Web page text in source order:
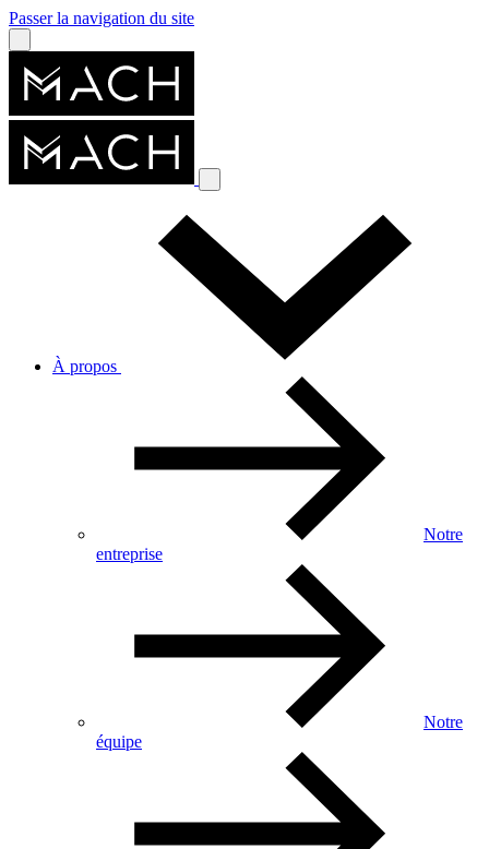
Passer la navigation du site
À propos
Notre
entreprise
Notre
équipe